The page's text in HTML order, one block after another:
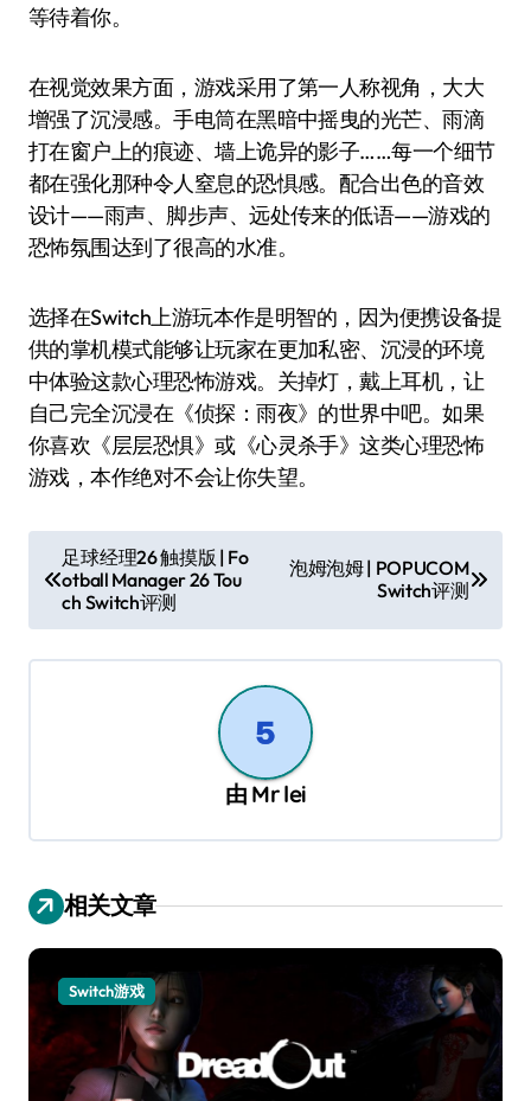
等待着你。
在视觉效果方面，游戏采用了第一人称视角，大大
增强了沉浸感。手电筒在黑暗中摇曳的光芒、雨滴
打在窗户上的痕迹、墙上诡异的影子……每一个细节
都在强化那种令人窒息的恐惧感。配合出色的音效
设计——雨声、脚步声、远处传来的低语——游戏的
恐怖氛围达到了很高的水准。
选择在Switch上游玩本作是明智的，因为便携设备提
供的掌机模式能够让玩家在更加私密、沉浸的环境
中体验这款心理恐怖游戏。关掉灯，戴上耳机，让
自己完全沉浸在《侦探：雨夜》的世界中吧。如果
你喜欢《层层恐惧》或《心灵杀手》这类心理恐怖
游戏，本作绝对不会让你失望。
章
导
航
足球经理26 触摸版 | Fo
otball Manager 26 Tou
ch Switch评测
泡姆泡姆 | POPUCOM
Switch评测
由 Mr lei
相关文章
Switch游戏